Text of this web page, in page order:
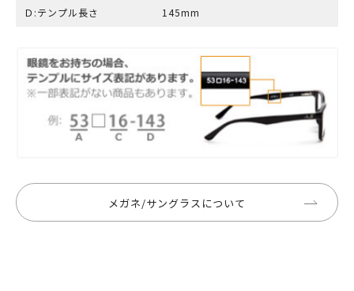
Ｄ:テンプル長さ 145mm
メガネ/サングラスについて